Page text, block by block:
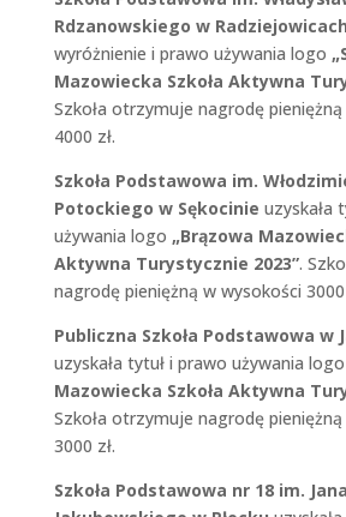
Rdzanowskiego w Radziejowicach
wyróżnienie i prawo używania logo
Mazowiecka Szkoła Aktywna
Szkoła otrzymuje nagrodę
4000 zł.
Szkoła Podstawowa im.
Potockiego w Sękocinie uzyskała
używania logo „Brązowa
Aktywna Turystycznie 2023”.
nagrodę pieniężną w wysokości 3000
Publiczna Szkoła Podstawowa w
uzyskała tytuł i prawo używania logo
Mazowiecka Szkoła Aktywna
Szkoła otrzymuje nagrodę
3000 zł.
Szkoła Podstawowa nr 18 im.